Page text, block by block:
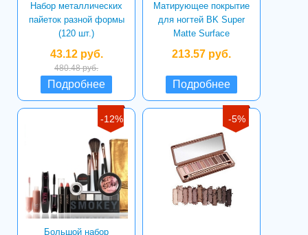
Набор металлических
пайеток разной формы
(120 шт.)
43.12 руб.
480.48 руб.
Подробнее
Матирующее покрытие
для ногтей BK Super
Matte Surface
213.57 руб.
Подробнее
-12%
Большой набор
-5%